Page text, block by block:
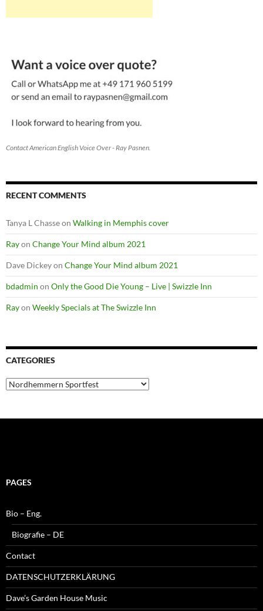
Contact American English Voice Over - Ray Pasnen.
RECENT COMMENTS
Tanya L Chasseon Walking in Memphis cover
Rayon Change Your Mind album 2021
Dave Dickeyon Change Your Mind album 2021
bdadmin on Only the Good Die Young – Live | Swizzle Inn
Rayon Weekly Specials at The Swizzle Inn
CATEGORIES
Categories
PAGES
Bio – Eng.
Biografie – DE
Contact
DATENSCHUTZERKLÄRUNG
Dave’s Garden House Music